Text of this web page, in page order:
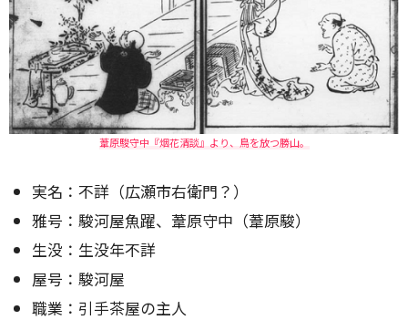
葦原駿守中『烟花清談』より、鳥を放つ勝山。
実名：不詳（広瀬市右衛門？）
雅号：駿河屋魚躍、葦原守中（葦原駿）
生没：生没年不詳
屋号：駿河屋
職業：引手茶屋の主人